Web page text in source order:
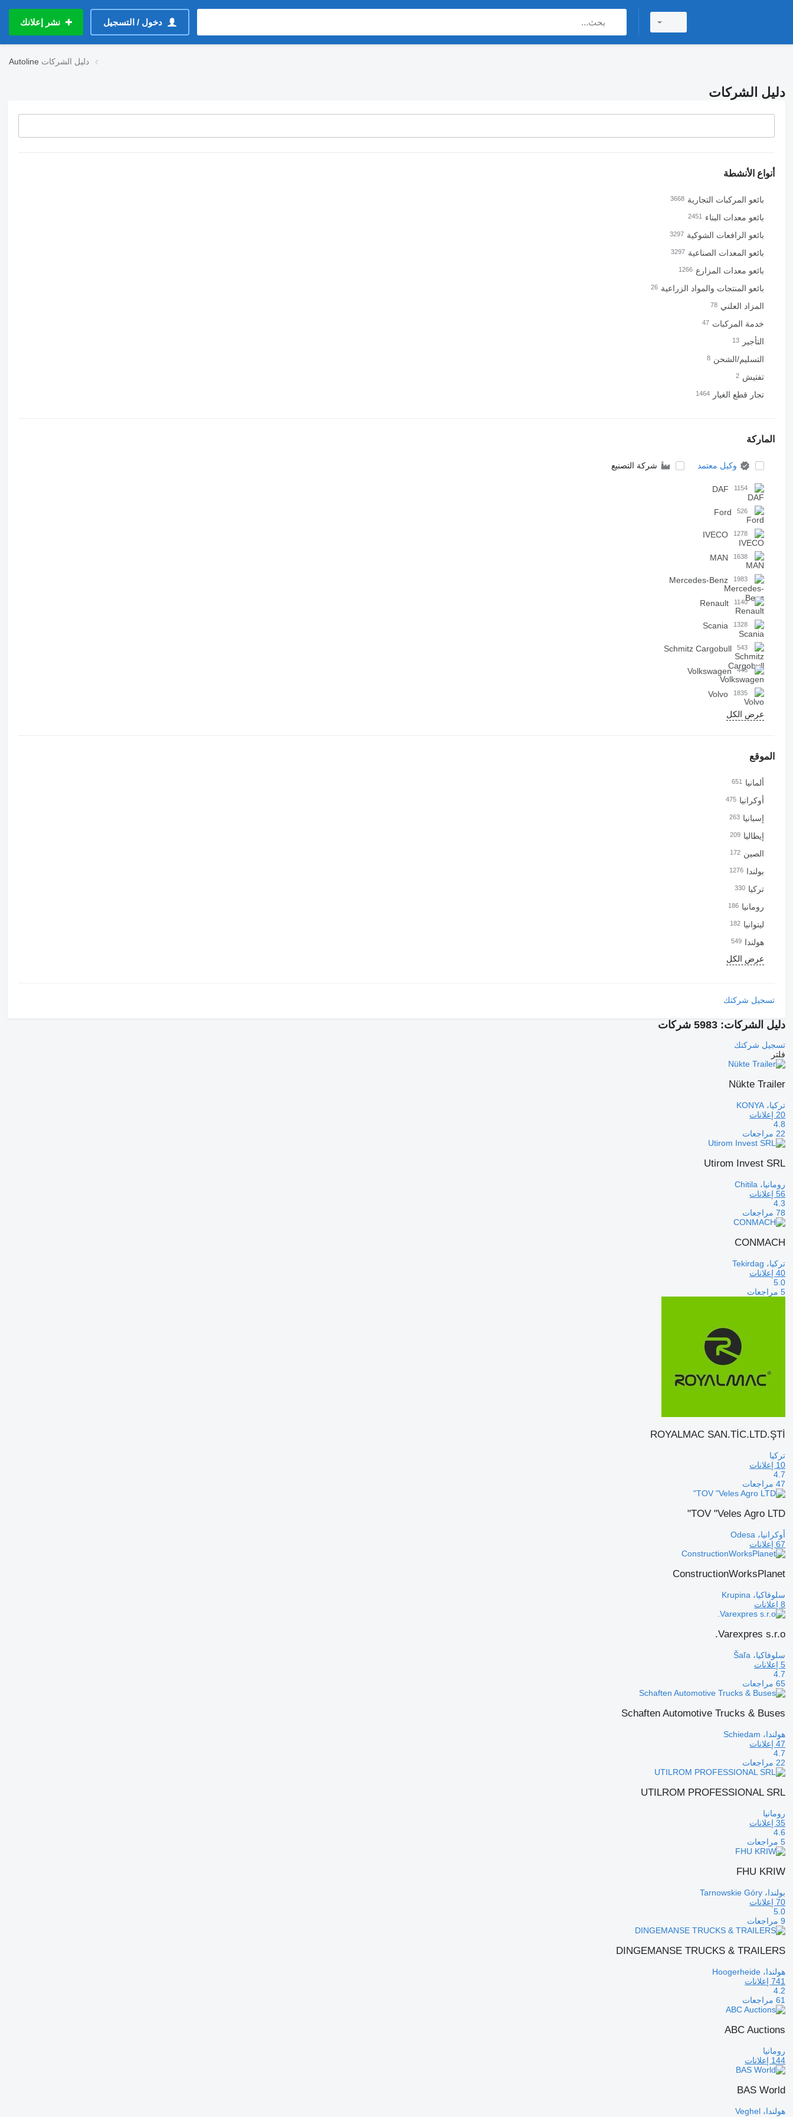
دخول / التسجيل نشر إعلانك
Autoline دليل الشركات
دليل الشركات
أنواع الأنشطة
بائعو المركبات التجارية 3668
بائعو معدات البناء 2451
بائعو الرافعات الشوكية 3297
بائعو المعدات الصناعية 3297
بائعو معدات المزارع 1266
بائعو المنتجات والمواد الزراعية 26
المزاد العلني 78
خدمة المركبات 47
التأجير 13
التسليم/الشحن 8
تفتيش 2
تجار قطع الغيار 1464
الماركة
وكيل معتمد شركة التصنيع
DAF 1154
Ford 526
IVECO 1278
MAN 1638
Mercedes-Benz 1983
Renault 1140
Scania 1328
Schmitz Cargobull 543
Volkswagen 445
Volvo 1835
عرض الكل
الموقع
ألمانيا 651
أوكرانيا 475
إسبانيا 263
إيطاليا 209
الصين 172
بولندا 1276
تركيا 330
رومانيا 186
ليتوانيا 182
هولندا 549
عرض الكل
تسجيل شركتك
دليل الشركات: 5983 شركات
تسجيل شركتك
فلتر
Nükte Trailer
تركيا، KONYA
20 إعلانات
4.8
22 مراجعات
Utirom Invest SRL
رومانيا، Chitila
56 إعلانات
4.3
78 مراجعات
CONMACH
تركيا، Tekirdag
40 إعلانات
5.0
5 مراجعات
ROYALMAC SAN.TİC.LTD.ŞTİ
تركيا
10 إعلانات
4.7
47 مراجعات
TOV "Veles Agro LTD"
أوكرانيا، Odesa
67 إعلانات
ConstructionWorksPlanet
سلوفاكيا، Krupina
8 إعلانات
Varexpres s.r.o.
سلوفاكيا، Šaľa
5 إعلانات
4.7
65 مراجعات
Schaften Automotive Trucks & Buses
هولندا، Schiedam
47 إعلانات
4.7
22 مراجعات
UTILROM PROFESSIONAL SRL
رومانيا
35 إعلانات
4.6
5 مراجعات
FHU KRIW
بولندا، Tarnowskie Góry
70 إعلانات
5.0
9 مراجعات
DINGEMANSE TRUCKS & TRAILERS
هولندا، Hoogerheide
741 إعلانات
4.2
61 مراجعات
ABC Auctions
رومانيا
144 إعلانات
BAS World
هولندا، Veghel